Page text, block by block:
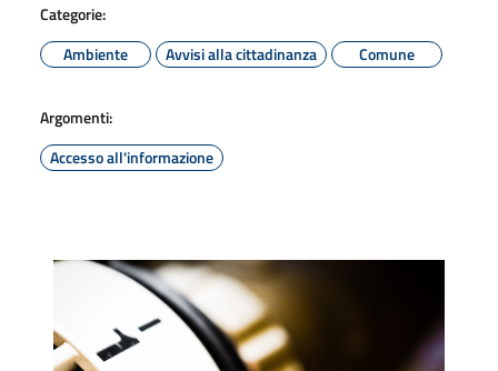
Categorie:
Ambiente
Avvisi alla cittadinanza Comune
Argomenti:
Accesso all'informazione